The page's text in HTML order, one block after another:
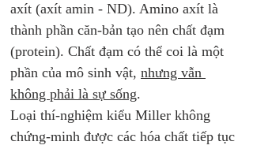
axít (axít amin - ND). Amino axít là
thành phần căn-bản tạo nên chất đạm
(protein). Chất đạm có thể coi là một
phần của mô sinh vật, nhưng vẫn
không phải là sự sống.
Loại thí-nghiệm kiểu Miller không
chứng-minh được các hóa chất tiếp tục